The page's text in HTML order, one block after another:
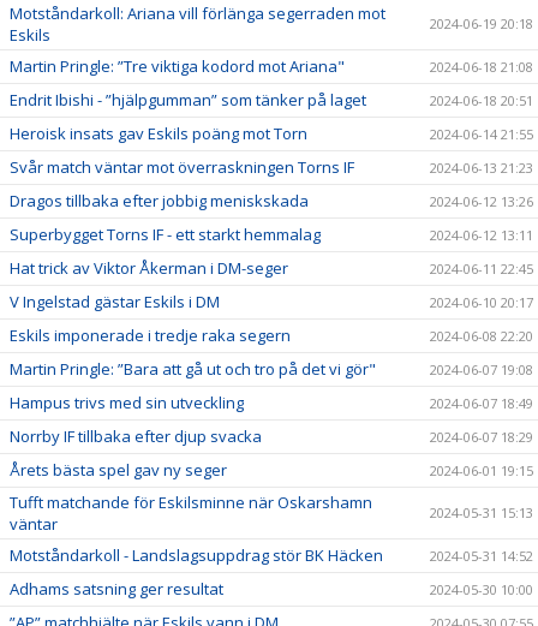
Motståndarkoll: Ariana vill förlänga segerraden mot
Eskils
2024-06-19 20:18
Martin Pringle: ”Tre viktiga kodord mot Ariana" 2024-06-18 21:08
Endrit Ibishi - ”hjälpgumman” som tänker på laget 2024-06-18 20:51
Heroisk insats gav Eskils poäng mot Torn 2024-06-14 21:55
Svår match väntar mot överraskningen Torns IF 2024-06-13 21:23
Dragos tillbaka efter jobbig meniskskada 2024-06-12 13:26
Superbygget Torns IF - ett starkt hemmalag 2024-06-12 13:11
Hat trick av Viktor Åkerman i DM-seger 2024-06-11 22:45
V Ingelstad gästar Eskils i DM 2024-06-10 20:17
Eskils imponerade i tredje raka segern 2024-06-08 22:20
Martin Pringle: ”Bara att gå ut och tro på det vi gör" 2024-06-07 19:08
Hampus trivs med sin utveckling 2024-06-07 18:49
Norrby IF tillbaka efter djup svacka 2024-06-07 18:29
Årets bästa spel gav ny seger 2024-06-01 19:15
Tufft matchande för Eskilsminne när Oskarshamn
väntar
2024-05-31 15:13
Motståndarkoll - Landslagsuppdrag stör BK Häcken 2024-05-31 14:52
Adhams satsning ger resultat 2024-05-30 10:00
2024-05-30 07:55